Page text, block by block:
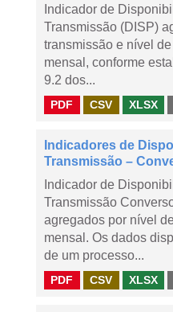
Indicador de
Transmissão (DISP)
transmissão e nível
mensal, conforme
9.2 dos...
PDF CSV XLSX
Indicadores de
Transmissão –
Indicador de
Transmissão
agregados por nível
mensal. Os dados
de um processo...
PDF CSV XLSX